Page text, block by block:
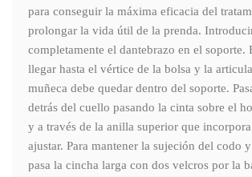
para conseguir la máxima eficacia del
prolongar la vida útil de la prenda.
completamente el dantebrazo en el soporte.
llegar hasta el vértice de la bolsa y la
muñeca debe quedar dentro del soporte.
detrás del cuello pasando la cinta sobre el
y a través de la anilla superior que
ajustar. Para mantener la sujeción del codo
pasa la cincha larga con dos velcros por la